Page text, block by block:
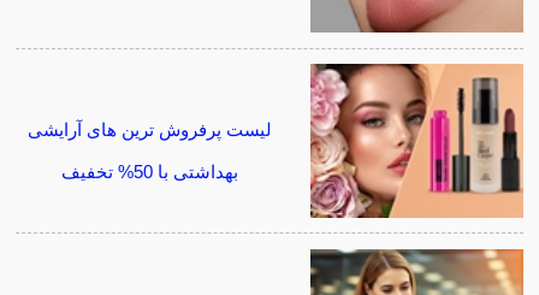
لیست پرفروش ترین های آرایشی
بهداشتی با 50% تخفیف